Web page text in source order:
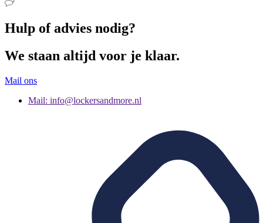
Hulp of advies nodig?
We staan altijd voor je klaar.
Mail ons
Mail: info@lockersandmore.nl